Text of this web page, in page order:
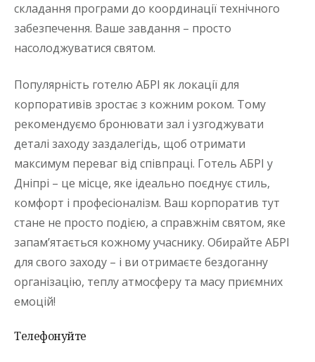
складання програми до координації технічного
забезпечення. Ваше завдання – просто
насолоджуватися святом.
Популярність готелю АБРІ як локації для
корпоративів зростає з кожним роком. Тому
рекомендуємо бронювати зал і узгоджувати
деталі заходу заздалегідь, щоб отримати
максимум переваг від співпраці. Готель АБРІ у
Дніпрі – це місце, яке ідеально поєднує стиль,
комфорт і професіоналізм. Ваш корпоратив тут
стане не просто подією, а справжнім святом, яке
запам’ятається кожному учаснику. Обирайте АБРІ
для свого заходу – і ви отримаєте бездоганну
організацію, теплу атмосферу та масу приємних
емоцій!
Телефонуйте